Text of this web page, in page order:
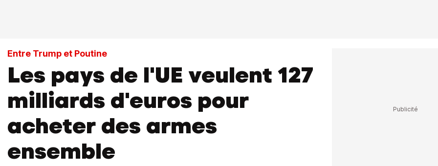
Entre Trump et Poutine
Les pays de l'UE veulent 127
milliards d'euros pour
acheter des armes
ensemble